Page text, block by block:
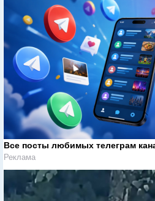
Все посты любимых телеграм
Реклама